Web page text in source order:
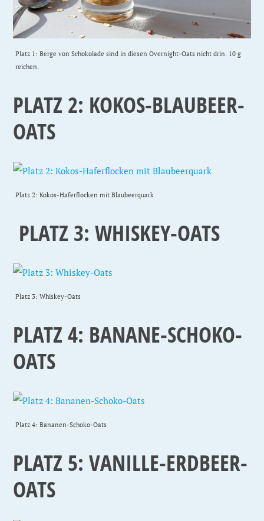
Platz 1: Berge von Schokolade sind in diesen Overnight-Oats nicht drin. 10 g
reichen.
PLATZ 2: KOKOS-BLAUBEER-
OATS
Platz 2: Kokos-Haferflocken mit Blaubeerquark
PLATZ 3: WHISKEY-OATS
Platz 3: Whiskey-Oats
PLATZ 4: BANANE-SCHOKO-
OATS
Platz 4: Bananen-Schoko-Oats
PLATZ 5: VANILLE-ERDBEER-
OATS